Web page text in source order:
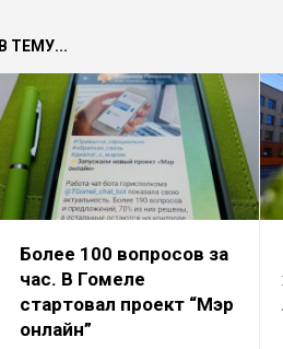
В ТЕМУ...
Более 100 вопросов за
час. В Гомеле
стартовал проект “Мэр
онлайн”